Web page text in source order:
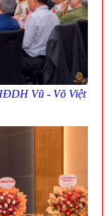
Vũ - Võ Việt